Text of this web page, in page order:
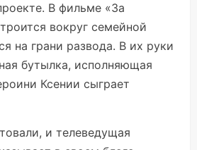
В фильме «За
вокруг семейной
на грани развода. В их руки
бутылка, исполняющая
Ксении сыграет
и телеведущая